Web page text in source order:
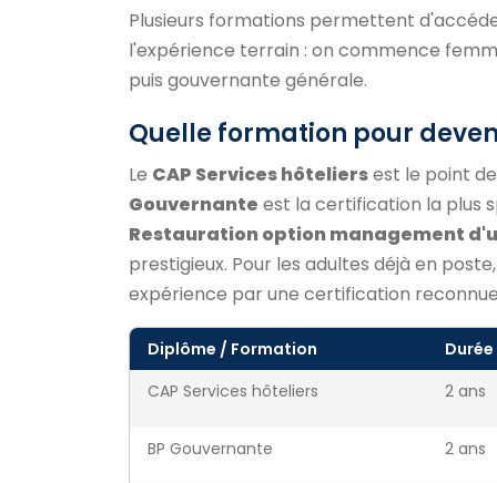
Plusieurs formations permettent
l'expérience terrain : on commence
puis gouvernante générale.
Quelle formation pour
Le CAP Services hôteliersest le point
Gouvernante est la certification la plus
Restauration option management
prestigieux. Pour les adultes déjà en
expérience par une certification
Diplôme / Formation
Durée
CAP Services hôteliers
2 ans
BP Gouvernante 2 ans